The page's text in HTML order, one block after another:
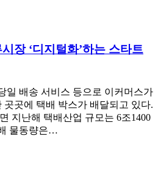
장 ‘디지털화’하는 스타트
일 배송 서비스 등으로 이커머스가
곳에 택배 박스가 배달되고 있다.
지난해 택배산업 규모는 6조1400
물동량은…